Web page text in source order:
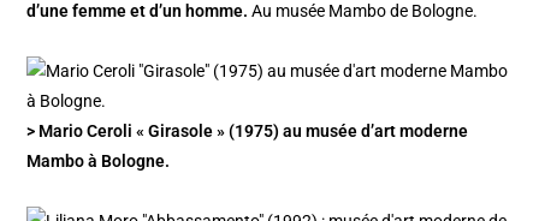
d’une femme et d’un homme. Au musée Mambo de Bologne.
> Mario Ceroli « Girasole » (1975) au musée d’art moderne
Mambo à Bologne.